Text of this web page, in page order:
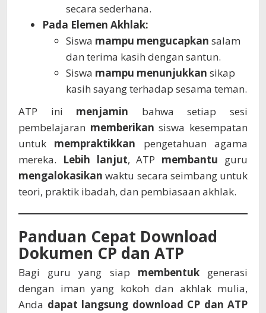
secara sederhana.
Pada Elemen Akhlak:
Siswa mampu mengucapkan salam
dan terima kasih dengan santun.
Siswa mampu menunjukkan sikap
kasih sayang terhadap sesama teman.
ATP ini menjamin bahwa setiap sesi
pembelajaran memberikan siswa kesempatan
untuk mempraktikkan pengetahuan agama
mereka. Lebih lanjut, ATP membantu guru
mengalokasikan waktu secara seimbang untuk
teori, praktik ibadah, dan pembiasaan akhlak.
Panduan Cepat Download
Dokumen CP dan ATP
Bagi guru yang siap membentukgenerasi
dengan iman yang kokoh dan akhlak mulia,
Anda dapat langsung download CP dan ATP